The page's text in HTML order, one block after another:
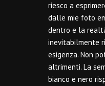
riesco a
dalle mie foto
dentro e la
inevitabilmente
esigenza. Non
altrimenti. La
bianco e nero